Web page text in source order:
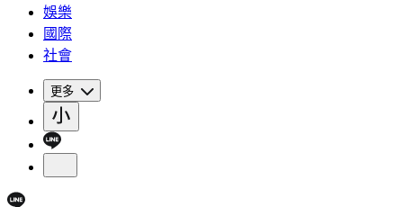
娛樂
國際
社會
更多